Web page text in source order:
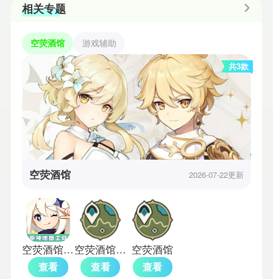
相关专题
空荧酒馆 游戏辅助
共3款
空荧酒馆 2026-07-22更新
空荧酒馆原神地图手机版
查看
空荧酒馆手机版
查看
空荧酒馆
查看